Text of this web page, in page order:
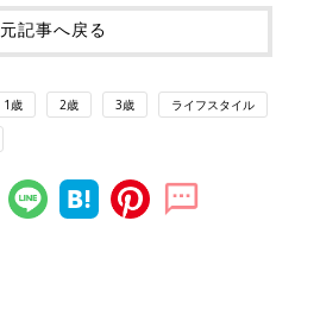
元記事へ戻る
1歳 2歳 3歳 ライフスタイル